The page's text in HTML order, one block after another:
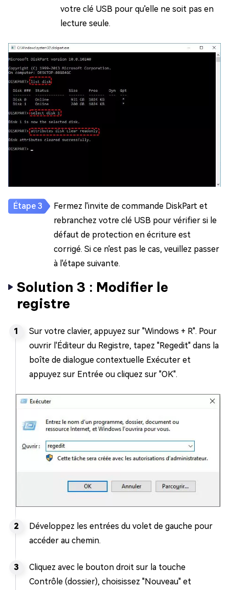
votre clé USB pour qu'elle ne soit pas en
lecture seule.
Fermez l'invite de commande DiskPart et
rebranchez votre clé USB pour vérifier si le
défaut de protection en écriture est
corrigé. Si ce n'est pas le cas, veuillez passer
à l'étape suivante.
Solution 3 : Modifier le
registre
Sur votre clavier, appuyez sur "Windows + R". Pour
ouvrir l'Éditeur du Registre, tapez "Regedit" dans la
boîte de dialogue contextuelle Exécuter et
appuyez sur Entrée ou cliquez sur "OK".
Développez les entrées du volet de gauche pour
accéder au chemin.
Cliquez avec le bouton droit sur la touche
Contrôle (dossier), choisissez "Nouveau" et